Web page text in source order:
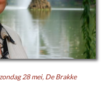
28 mei, De Brakke